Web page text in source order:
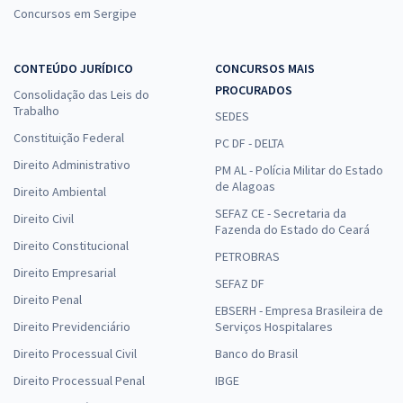
Concursos em Sergipe
CONTEÚDO JURÍDICO
Consolidação das Leis do
Trabalho
Constituição Federal
Direito Administrativo
Direito Ambiental
Direito Civil
Direito Constitucional
Direito Empresarial
Direito Penal
Direito Previdenciário
Direito Processual Civil
Direito Processual Penal
CONCURSOS MAIS
PROCURADOS
SEDES
PC DF - DELTA
PM AL - Polícia Militar do Estado
de Alagoas
SEFAZ CE - Secretaria da
Fazenda do Estado do Ceará
PETROBRAS
SEFAZ DF
EBSERH - Empresa Brasileira de
Serviços Hospitalares
Banco do Brasil
IBGE